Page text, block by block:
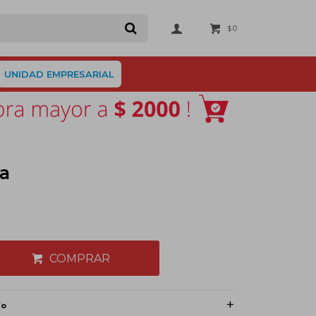
UNIDAD EMPRESARIAL
$0
COMPRAR